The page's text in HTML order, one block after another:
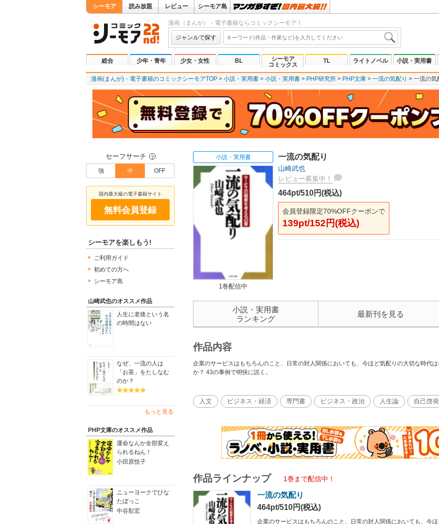
シーモア 読み放題 レビュー シーモア島
漫画（まんが）・電子書籍ならコミックシーモア！
ジャンルで探す
総合 少年・青年 少女・女性 BL
シーモア
コミックス
TL ライトノベル 小説・実用書
漫画(まんが)・電子書籍のコミックシーモアTOP 小説・実用書 小説・実用書 PHP研究所 PHP文庫 一流の気配り 一流の気
セーフサーチ ？
強 中 OFF
国内最大級の電子書籍サイト
無料会員登録
シーモアを楽しもう!
ご利用ガイド
初めての方へ
シーモア島
山崎武也のオススメ作品
人生に老後という名
の時間はない
なぜ、一流の人は
「お茶」をたしなむ
のか？
もっと見る
PHP文庫のオススメ作品
運命なんか全部変え
られるねん！
小田原悦子
ニューヨークでひな
たぼっこ
中谷彰宏
小説・実用書
1巻配信中
一流の気配り
山崎武也
レビュー募集中！
464pt/510円(税込)
会員登録限定70%OFFクーポンで
139pt/152円(税込)
小説・実用書
ランキング
最新刊を見る
作品内容
企業のサービスはもちろんのこと、日常の対人関係においても、今ほど気配りの大切な時代
か？ 43の事例で明快に説く。
人文 ビジネス・経済 専門書 ビジネス・政治 人生論 自己啓発
作品ラインナップ 1巻まで配信中！
一流の気配り
464pt/510円(税込)
企業のサービスはもちろんのこと、日常の対人関係においても、今